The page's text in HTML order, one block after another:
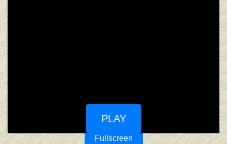
PLAY
Fullscreen